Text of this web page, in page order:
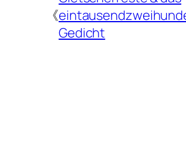
《
Gedicht